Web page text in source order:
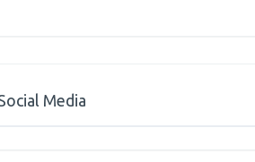
Media